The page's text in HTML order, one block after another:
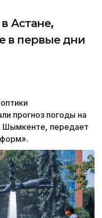
Астане,
в первые дни
прогноз погоды на
Шымкенте, передает